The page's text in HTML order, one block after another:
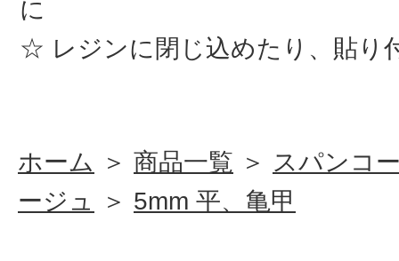
に
レジンに閉じ込めたり、貼り
ホーム ＞ 商品一覧 ＞ スパンコ
ージュ
＞ 5mm 平、亀甲